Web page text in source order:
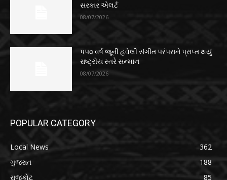
સરકાર એલર્ટ
08/07/2026
૫૫૦ વર્ષ જૂની હવેલી સંગીત પરંપરાને પ્રાપ્ત થયું
રાષ્ટ્રીય સ્તરે સન્માન
08/07/2026
POPULAR CATEGORY
Local News
362
ગુજરાત
188
રાજકોટ
85